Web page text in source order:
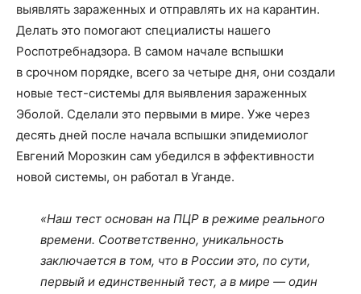
выявлять зараженных и отправлять их на карантин.
Делать это помогают специалисты нашего
Роспотребнадзора. В самом начале вспышки
в срочном порядке, всего за четыре дня, они создали
новые тест-системы для выявления зараженных
Эболой. Сделали это первыми в мире. Уже через
десять дней после начала вспышки эпидемиолог
Евгений Морозкин сам убедился в эффективности
новой системы, он работал в Уганде.
«Наш тест основан на ПЦР в режиме реального
времени. Соответственно, уникальность
заключается в том, что в России это, по сути,
первый и единственный тест, а в мире — один